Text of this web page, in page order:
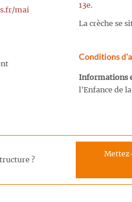
mai
13e.
La crèche se
Conditions
Informations
l'Enfance de
?